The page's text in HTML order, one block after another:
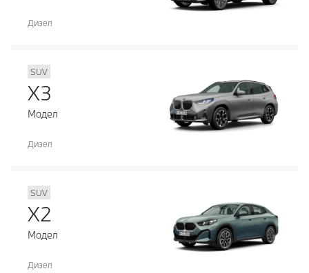
Дизел
SUV
X3
Модел
Дизел
SUV
X2
Модел
Дизел